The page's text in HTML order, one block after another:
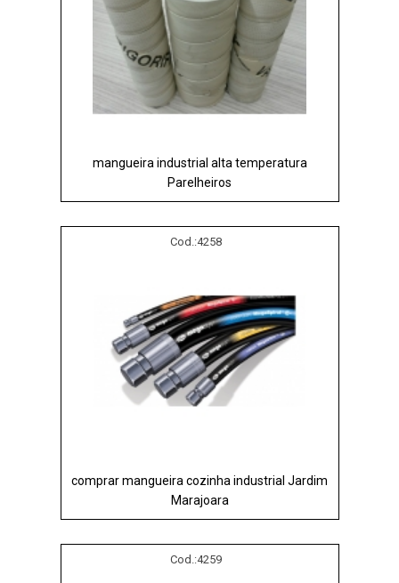
mangueira industrial alta temperatura
Parelheiros
Cod.:4258
comprar mangueira cozinha industrial Jardim
Marajoara
Cod.:4259